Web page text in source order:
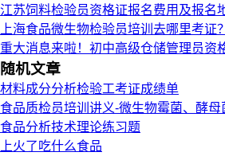
江苏饲料检验员资格证报名费用及报名
上海食品微生物检验员培训去哪里考证
重大消息来啦！初中高级仓储管理员资
随机文章
材料成分分析检验工考证成绩单
食品质检员培训讲义-微生物霉菌、酵母
食品分析技术理论练习题
上火了吃什么食品